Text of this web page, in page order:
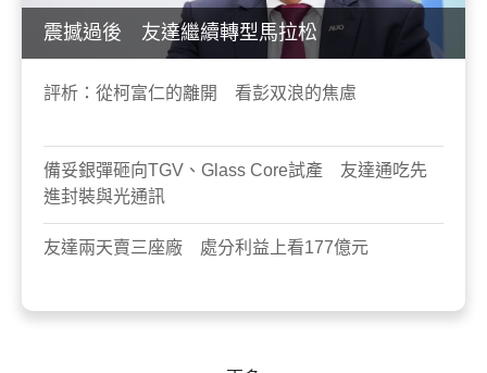
震撼過後 友達繼續轉型馬拉松
評析：從柯富仁的離開 看彭双浪的焦慮
備妥銀彈砸向TGV、Glass Core試產 友達通吃先
進封裝與光通訊
友達兩天賣三座廠 處分利益上看177億元